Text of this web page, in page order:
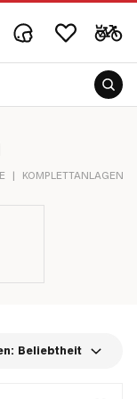
| KOMPLETTANLAGEN
Beliebtheit